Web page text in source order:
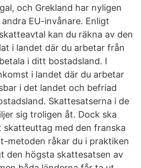
och Grekland har nyligen
EU-invånare. Enligt
kan du räkna av den
i landet där du arbetar från
i ditt bostadsland. I
i landet där du arbetar
i det landet och befriad
Skattesatserna i de
sig troligen åt. Dock ska
skatteuttag med den fran­ska
metoden råkar du i praktiken
den högsta skattesatsen av